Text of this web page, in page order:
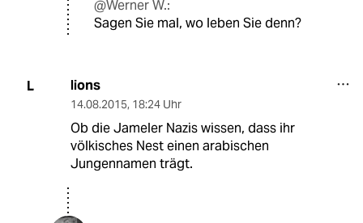
@Werner W.:
Sagen Sie mal, wo leben Sie denn?
L lions
14.08.2015, 18:24 Uhr
Ob die Jameler Nazis wissen, dass ihr
völkisches Nest einen arabischen
Jungennamen trägt.